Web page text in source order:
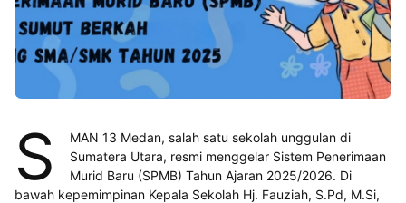
S
MAN 13 Medan, salah satu sekolah unggulan di
Sumatera Utara, resmi menggelar Sistem Penerimaan
Murid Baru (SPMB) Tahun Ajaran 2025/2026. Di
bawah kepemimpinan Kepala Sekolah Hj. Fauziah, S.Pd, M.Si,